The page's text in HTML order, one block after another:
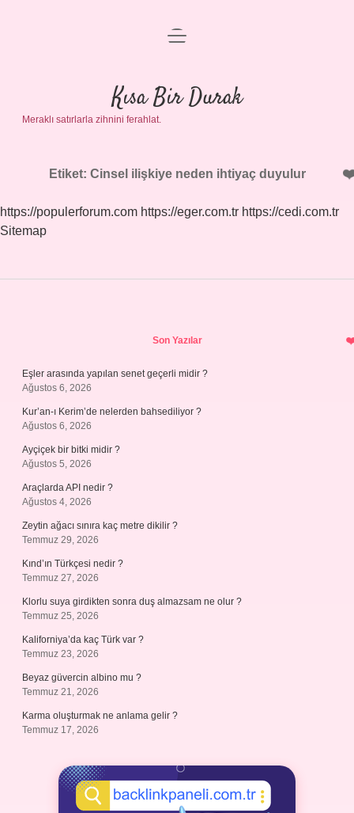
Anasayfa
Gizlilik Politikası
Yasal Uyarı
menüyü
Kısa Bir Durak
Meraklı satırlarla zihnini ferahlat.
Etiket: Cinsel ilişkiye neden ihtiyaç duyulur
https://populerforum.com https://eger.com.tr https://cedi.com.tr
Sitemap
Son Yazılar
Eşler arasında yapılan senet geçerli midir ?
Ağustos 6, 2026
Kur’an-ı Kerim’de nelerden bahsediliyor ?
Ağustos 6, 2026
Ayçiçek bir bitki midir ?
Ağustos 5, 2026
Araçlarda API nedir ?
Ağustos 4, 2026
Zeytin ağacı sınıra kaç metre dikilir ?
Temmuz 29, 2026
Kınd’ın Türkçesi nedir ?
Temmuz 27, 2026
Klorlu suya girdikten sonra duş almazsam ne olur ?
Temmuz 25, 2026
Kaliforniya’da kaç Türk var ?
Temmuz 23, 2026
Beyaz güvercin albino mu ?
Temmuz 21, 2026
Karma oluşturmak ne anlama gelir ?
Temmuz 17, 2026